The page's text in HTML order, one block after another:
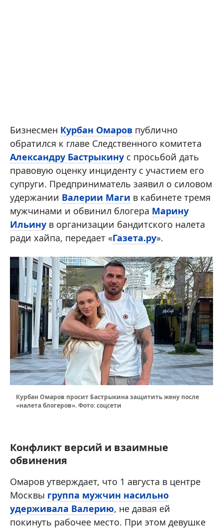
Бизнесмен Курбан Омаров публично
обратился к главе Следственного комитета
Александру Бастрыкину с просьбой дать
правовую оценку инциденту с участием его
супруги. Предприниматель заявил о силовом
удержании Валерии Маги в кабинете тремя
мужчинами и обвинил блогера Марину
Ильину в организации бандитского налета
ради хайпа, передает «Газета.ру».
Курбан Омаров просит Бастрыкина защитить жену после
«налета блогеров». Фото: соцсети
Конфликт версий и взаимные
обвинения
Омаров утверждает, что 1 августа в центре
Москвы группа мужчин насильно
удерживала Валерию, не давая ей
покинуть рабочее место. При этом девушке